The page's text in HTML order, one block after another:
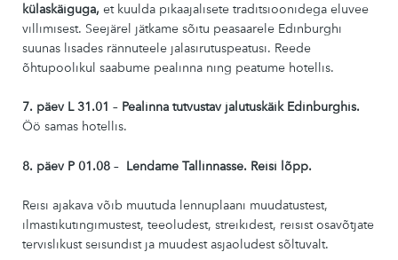
külaskäiguga, et kuulda pikaajalisete traditsioonidega eluvee
villimisest. Seejärel jätkame sõitu peasaarele Edinburghi
suunas lisades rännuteele jalasirutuspeatusi. Reede
õhtupoolikul saabume pealinna ning peatume hotellis.
7. päev L 31.01 – Pealinna tutvustav jalutuskäik Edinburghis.
Öö samas hotellis.
8. päev P 01.08 – Lendame Tallinnasse. Reisi lõpp.
Reisi ajakava võib muutuda lennuplaani muudatustest,
ilmastikutingimustest, teeoludest, streikidest, reisist osavõtjate
tervislikust seisundist ja muudest asjaoludest sõltuvalt.